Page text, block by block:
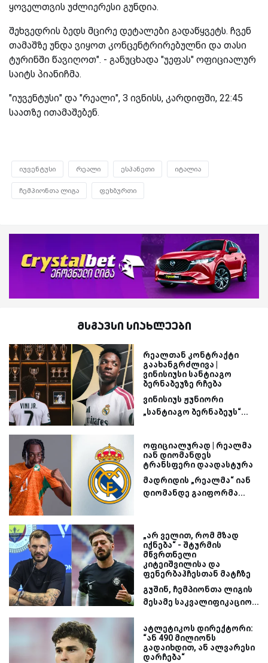
ყოველთვის უძლიერესი გუნდია.
შეხვედრის ბედს მცირე დეტალები გადაწყვეტს. ჩვენ
თამაშზე უნდა ვიყოთ კონცენტრირებულნი და თასი
ტურინში წავიღოთ". - განუცხადა "უეფას" ოფიციალურ
საიტს პიანიჩმა.
"იუვენტუსი" და "რეალი", 3 ივნისს, კარდიფში, 22:45
საათზე ითამაშებენ.
იუვენტუსი რეალი ესპანეთი იტალია
ჩემპიონთა ლიგა ფეხბურთი
მსგავსი სიახლეები
რეალთან კონტრაქტი
გაახანგრძლივა |
ვინისიუსი სანტიაგო
ბერნაბეუზე რჩება
ვინისიუს ჟუნიორი
„სანტიაგო ბერნაბეუს“...
ოფიციალურად | რეალმა
იან დიომანდეს
ტრანსფერი დაადასტურა
მადრიდის „რეალმა“ იან
დიომანდე გაიფორმა...
„არ ველით, რომ მზად
იქნება“ - შტურმის
მწვრთნელი
კიტეიშვილისა და
ფენერბაჰჩესთან მატჩზე
გუშინ, ჩემპიონთა ლიგის
მესამე საკვალიფიკაციო...
ატლეტიკოს დირექტორი:
“ან 490 მილიონს
გადაიხდით, ან ალვარესი
დარჩება“